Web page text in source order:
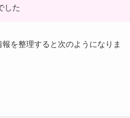
した
を整理すると次のようになりま